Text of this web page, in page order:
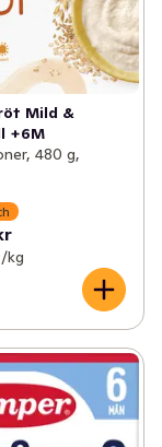
Mild &
+6M
480 g,
kg